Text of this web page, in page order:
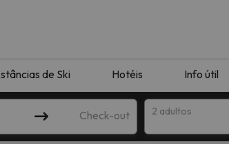
de Ski Hotéis Info útil
Check-out 2 adultos